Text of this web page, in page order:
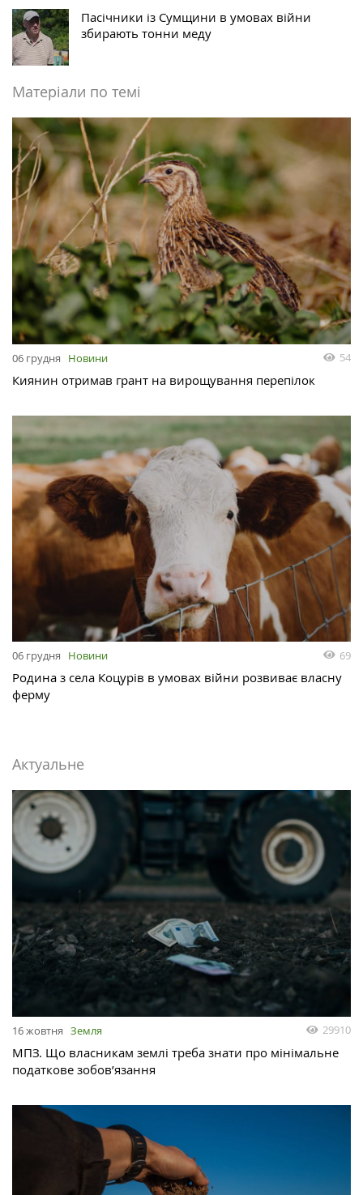
Пасічники із Сумщини в умовах війни
збирають тонни меду
Матеріали по темі
06 грудня Новини 54
Киянин отримав грант на вирощування перепілок
06 грудня Новини 69
Родина з села Коцурів в умовах війни розвиває власну
ферму
Актуальне
16 жовтня Земля 29910
МПЗ. Що власникам землі треба знати про мінімальне
податкове зобов’язання